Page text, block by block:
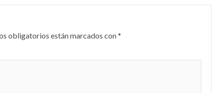
obligatorios están marcados con*